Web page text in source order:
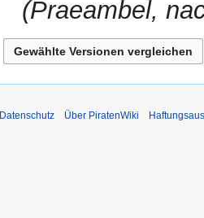
Praeambel,
Datenschutz Über PiratenWiki